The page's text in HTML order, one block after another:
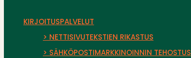
KIRJOITUSPALVELUT
> NETTISIVUTEKSTIEN RIKASTUS
> SÄHKÖPOSTIMARKKINOINNIN TEHOSTUS